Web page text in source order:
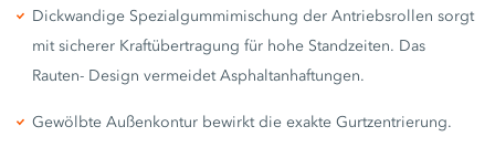
Dickwandige Spezialgummimischung der Antriebsrollen sorgt
mit sicherer Kraftübertragung für hohe Standzeiten. Das
Rauten- Design vermeidet Asphaltanhaftungen.
Gewölbte Außenkontur bewirkt die exakte Gurtzentrierung.